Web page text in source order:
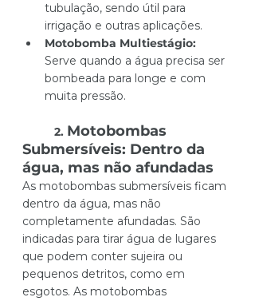
tubulação, sendo útil para
irrigação e outras aplicações.
Motobomba Multiestágio:
Serve quando a água precisa ser
bombeada para longe e com
muita pressão.
2. Motobombas
Submersíveis: Dentro da
água, mas não afundadas
As motobombas submersíveis ficam
dentro da água, mas não
completamente afundadas. São
indicadas para tirar água de lugares
que podem conter sujeira ou
pequenos detritos, como em
esgotos. As motobombas